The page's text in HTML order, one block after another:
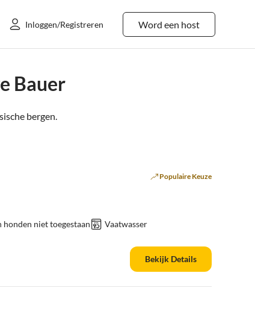
Word een host
Inloggen/Registreren
Bauer
bergen.
Populaire Keuze
honden niet toegestaan Vaatwasser
Bekijk Details